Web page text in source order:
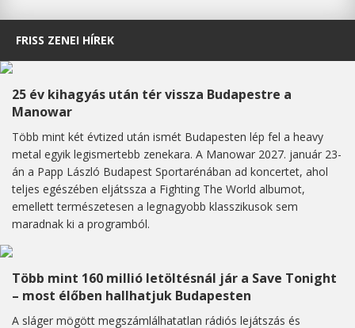
FRISS ZENEI HÍREK
25 év kihagyás után tér vissza Budapestre a
Manowar
Több mint két évtized után ismét Budapesten lép fel a heavy
metal egyik legismertebb zenekara. A Manowar 2027. január 23-
án a Papp László Budapest Sportarénában ad koncertet, ahol
teljes egészében eljátssza a Fighting The World albumot,
emellett természetesen a legnagyobb klasszikusok sem
maradnak ki a programból.
Több mint 160 millió letöltésnál jár a Save Tonight
– most élőben hallhatjuk Budapesten
A sláger mögött megszámlálhatatlan rádiós lejátszás és